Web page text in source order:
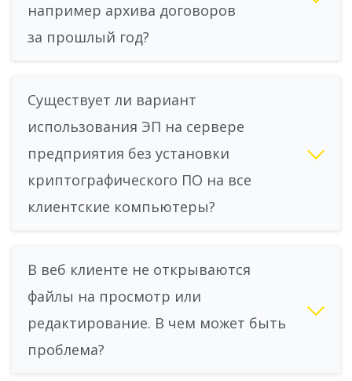
например архива договоров
за прошлый год?
Существует ли вариант
использования ЭП на сервере
предприятия без установки
криптографического ПО на все
клиентские компьютеры?
В веб клиенте не открываются
файлы на просмотр или
редактирование. В чем может быть
проблема?